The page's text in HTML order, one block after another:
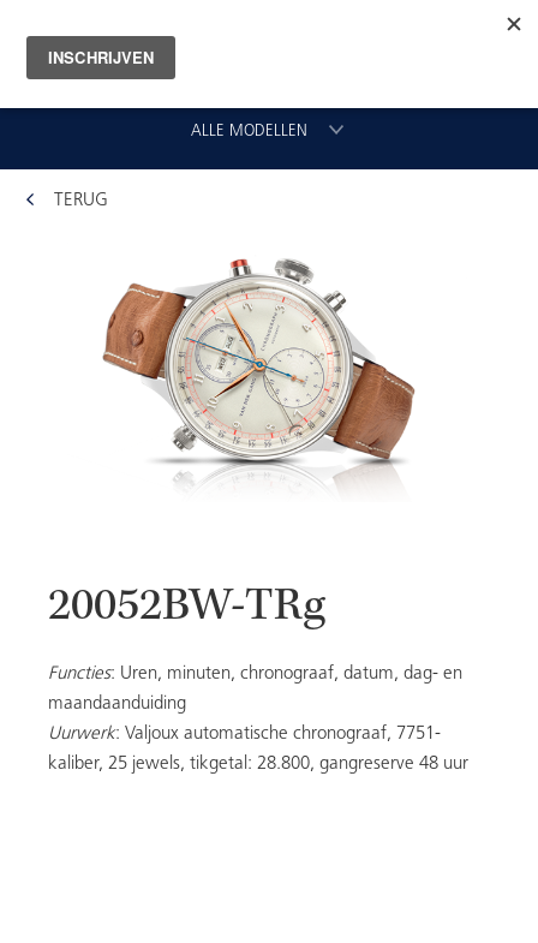
ALLE MODELLEN
CLASSIC GMT
VLIEGER
20053
20052BW-TRg
Functies: Uren, minuten, chronograaf, datum, dag- en
maandaanduiding
Uurwerk: Valjoux automatische chronograaf, 7751-
kaliber, 25 jewels, tikgetal: 28.800, gangreserve 48 uur
TERUG